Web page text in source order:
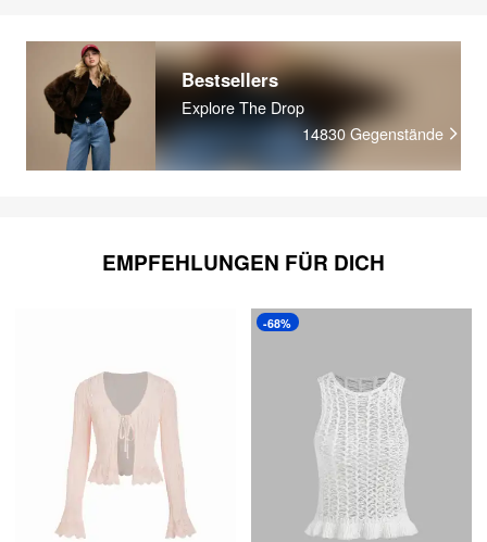
Bestsellers
Explore The Drop
14830 Gegenstände
EMPFEHLUNGEN FÜR DICH
-68%